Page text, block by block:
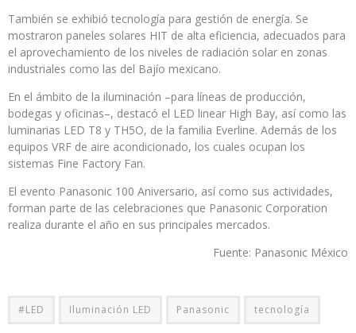
También se exhibió tecnología para gestión de energía. Se
mostraron paneles solares HIT de alta eficiencia, adecuados para
el aprovechamiento de los niveles de radiación solar en zonas
industriales como las del Bajío mexicano.
En el ámbito de la iluminación –para líneas de producción,
bodegas y oficinas–, destacó el LED linear High Bay, así como las
luminarias LED T8 y TH5O, de la familia Everline. Además de los
equipos VRF de aire acondicionado, los cuales ocupan los
sistemas Fine Factory Fan.
El evento Panasonic 100 Aniversario, así como sus actividades,
forman parte de las celebraciones que Panasonic Corporation
realiza durante el año en sus principales mercados.
Fuente: Panasonic México
#LED Iluminación LED Panasonic tecnología